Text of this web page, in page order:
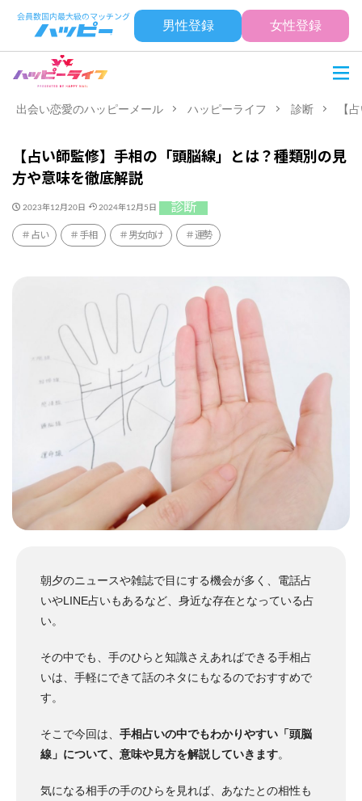
男性登録 女性登録
出会い恋愛のハッピーメール ハッピーライフ 診断 【
【占い師監修】手相の「頭脳線」とは？種類別の見
方や意味を徹底解説
2023年12月20日 2024年12月5日 診断
占い 手相 男女向け 運勢
朝夕のニュースや雑誌で目にする機会が多く、電話占
いやLINE占いもあるなど、身近な存在となっている占
い。
その中でも、手のひらと知識さえあればできる手相占
いは、手軽にできて話のネタにもなるのでおすすめで
す。
そこで今回は、 手相占いの中でもわかりやすい「頭脳
線」について、意味や見方を解説していきます。
気になる相手の手のひらを見れば、あなたとの相性も